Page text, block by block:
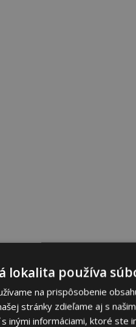
lokalita používa
na prispôsobenie
stránky zdieľame aj s
inými informáciami, ktoré ste